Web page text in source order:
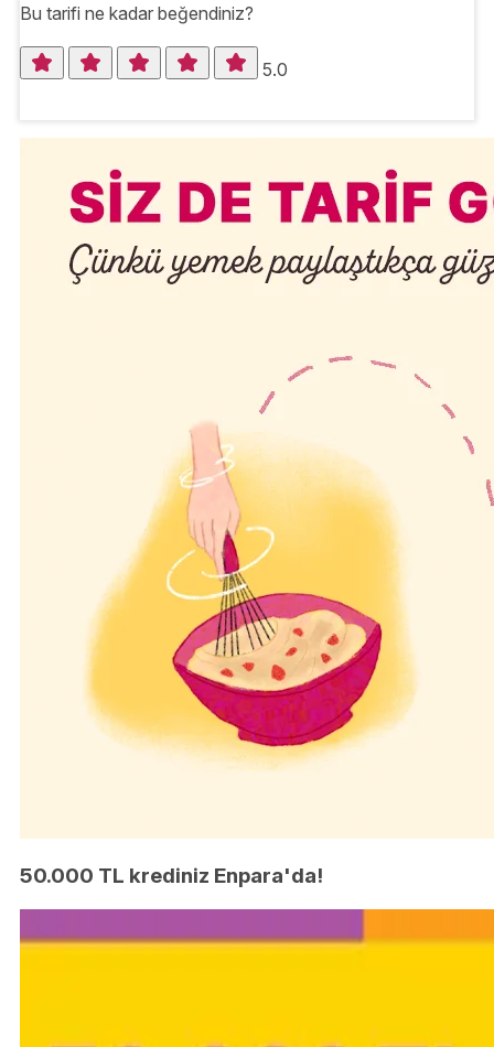
Bu tarifi ne kadar beğendiniz?
5.0
50.000 TL krediniz Enpara'da!